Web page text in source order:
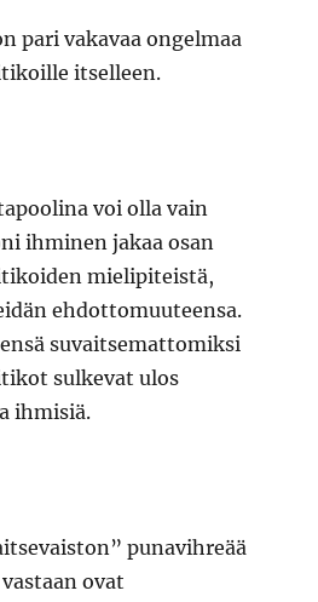
pari vakavaa ongelmaa
itselleen.
voi olla vain
ihminen jakaa osan
mielipiteistä,
ehdottomuuteensa.
suvaitsemattomiksi
sulkevat ulos
ihmisiä.
punavihreää
ovat